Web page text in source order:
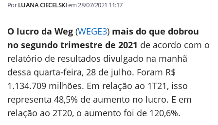
PorLUANA CIECELSKIem28/07/2021 11:17
O lucro da Weg (WEGE3) mais do que dobrou
no segundo trimestre de 2021 de acordo com o
relatório de resultados divulgado na manhã
dessa quarta-feira, 28 de julho. Foram R$
1.134.709 milhões. Em relação ao 1T21, isso
representa 48,5% de aumento no lucro. E em
relação ao 2T20, o aumento foi de 120,6%.